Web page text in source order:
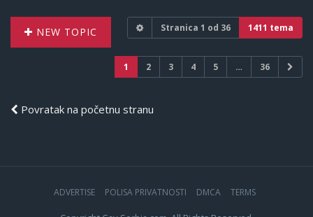
NEW TOPIC Stranica 1 od 36 1411 tema
1 2 3 4 5 … 36
Povratak na početnu stranu
ADVERTISE POLISA PRIVATNOSTI DMCA TERMS